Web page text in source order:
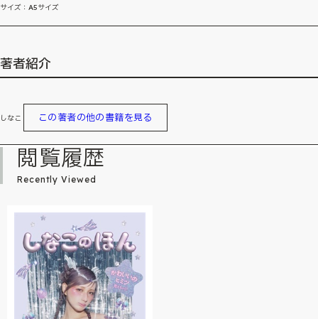
サイズ：A5サイズ
著者紹介
しなこ この著者の他の書籍を見る
閲覧履歴
Recently Viewed